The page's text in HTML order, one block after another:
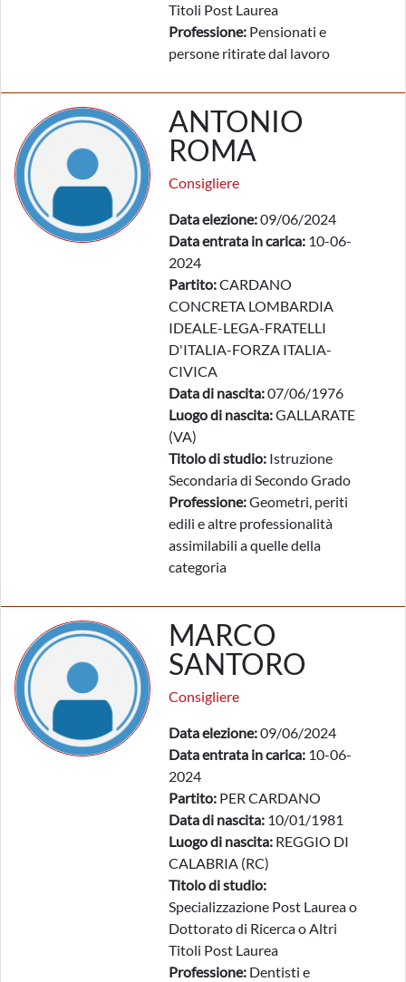
Titoli Post Laurea
Professione: Pensionati e
persone ritirate dal lavoro
ANTONIO
ROMA
Consigliere
Data elezione:09/06/2024
Data entrata in carica: 10-06-
2024
Partito:CARDANO
CONCRETA LOMBARDIA
IDEALE-LEGA-FRATELLI
D'ITALIA-FORZA ITALIA-
CIVICA
Data di nascita:07/06/1976
Luogo di nascita:GALLARATE
(VA)
Titolo di studio: Istruzione
Secondaria di Secondo Grado
Professione:Geometri, periti
edili e altre professionalità
assimilabili a quelle della
categoria
MARCO
SANTORO
Consigliere
Data elezione:09/06/2024
Data entrata in carica: 10-06-
2024
Partito: PER CARDANO
Data di nascita: 10/01/1981
Luogo di nascita: REGGIO DI
CALABRIA (RC)
Titolo di studio:
Specializzazione Post Laurea o
Dottorato di Ricerca o Altri
Titoli Post Laurea
Professione: Dentisti e